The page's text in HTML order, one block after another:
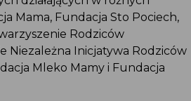
Mama, Fundacja Sto Pociech,
Rodziców
Niezależna Inicjatywa Rodziców
Mleko Mamy i Fundacja